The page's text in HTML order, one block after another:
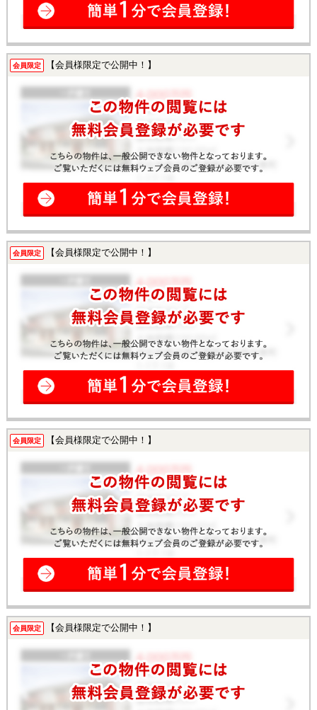
会員限定 【会員様限定で公開中！】
会員限定 【会員様限定で公開中！】
会員限定 【会員様限定で公開中！】
会員限定 【会員様限定で公開中！】